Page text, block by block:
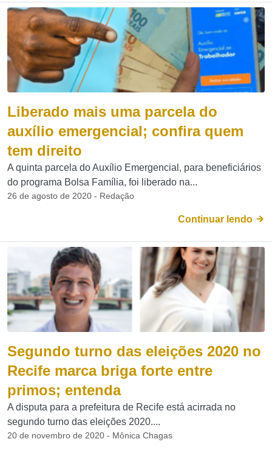
Liberado mais uma parcela do
auxílio emergencial; confira quem
tem direito
A quinta parcela do Auxílio Emergencial, para beneficiários
do programa Bolsa Família, foi liberado na...
26 de agosto de 2020 - Redação
Continuar lendo
Segundo turno das eleições 2020 no
Recife marca briga forte entre
primos; entenda
A disputa para a prefeitura de Recife está acirrada no
segundo turno das eleições 2020....
20 de novembro de 2020 - Mônica Chagas